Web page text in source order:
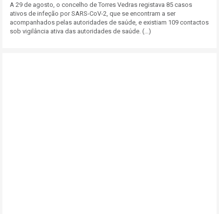
A 29 de agosto, o concelho de Torres Vedras registava 85 casos
ativos de infeção por SARS-CoV-2, que se encontram a ser
acompanhados pelas autoridades de saúde, e existiam 109 contactos
sob vigilância ativa das autoridades de saúde. (...)